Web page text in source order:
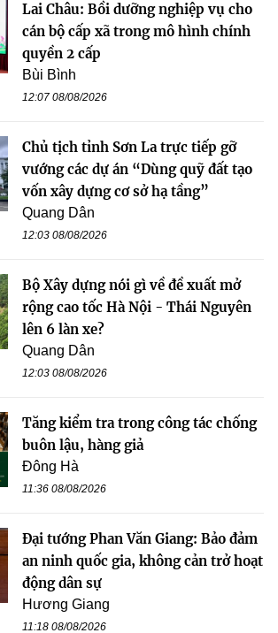
Lai Châu: Bồi dưỡng nghiệp vụ cho
cán bộ cấp xã trong mô hình chính
quyền 2 cấp
Bùi Bình
12:07 08/08/2026
Chủ tịch tỉnh Sơn La trực tiếp gỡ
vướng các dự án “Dùng quỹ đất tạo
vốn xây dựng cơ sở hạ tầng”
Quang Dân
12:03 08/08/2026
Bộ Xây dựng nói gì về đề xuất mở
rộng cao tốc Hà Nội - Thái Nguyên
lên 6 làn xe?
Quang Dân
12:03 08/08/2026
Tăng kiểm tra trong công tác chống
buôn lậu, hàng giả
Đông Hà
11:36 08/08/2026
Đại tướng Phan Văn Giang: Bảo đảm
an ninh quốc gia, không cản trở hoạt
động dân sự
Hương Giang
11:18 08/08/2026